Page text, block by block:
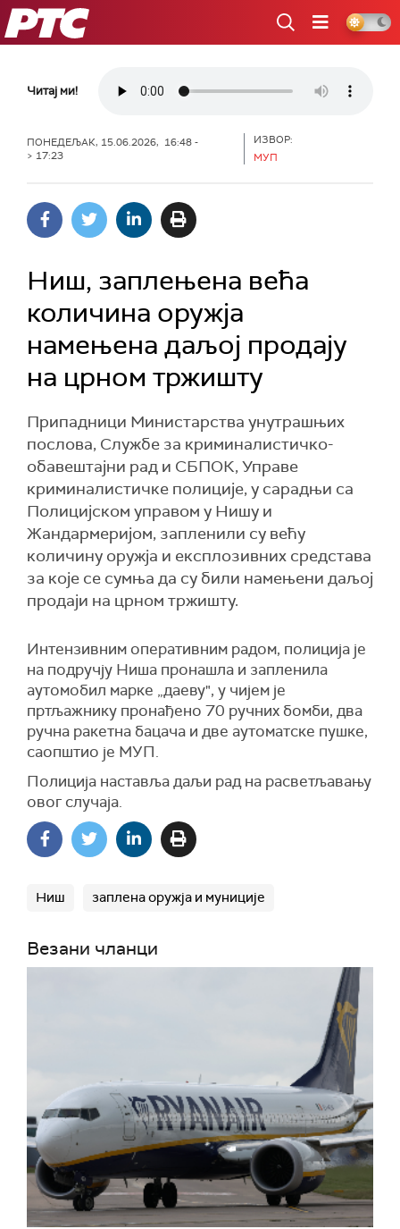
РТС
Читај ми!
ПОНЕДЕЉАК, 15.06.2026, 16:48 -
> 17:23
ИЗВОР:
МУП
Ниш, заплењена већа
количина оружја
намењена даљој продају
на црном тржишту
Припадници Министарства унутрашњих
послова, Службе за криминалистичко-
обавештајни рад и СБПОК, Управе
криминалистичке полиције, у сарадњи са
Полицијском управом у Нишу и
Жандармеријом, запленили су већу
количину оружја и експлозивних средстава
за које се сумња да су били намењени даљој
продаји на црном тржишту.
Интензивним оперативним радом, полиција је
на подручју Ниша пронашла и запленила
аутомобил марке „даеву", у чијем је
пртљажнику пронађено 70 ручних бомби, два
ручна ракетна бацача и две аутоматске пушке,
саопштио је МУП.
Полиција наставља даљи рад на расветљавању
овог случаја.
Ниш заплена оружја и муниције
Везани чланци